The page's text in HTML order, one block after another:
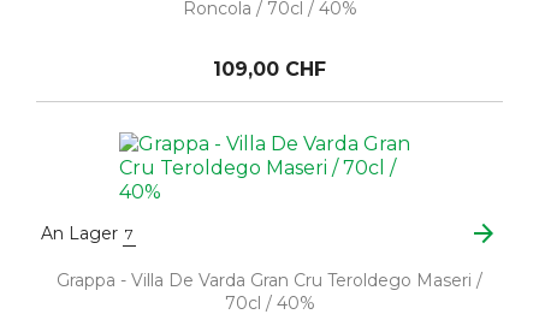
Roncola / 70cl / 40%
109,00 CHF
An Lager 7 arrow_forward
Grappa - Villa De Varda Gran Cru Teroldego Maseri /
70cl / 40%